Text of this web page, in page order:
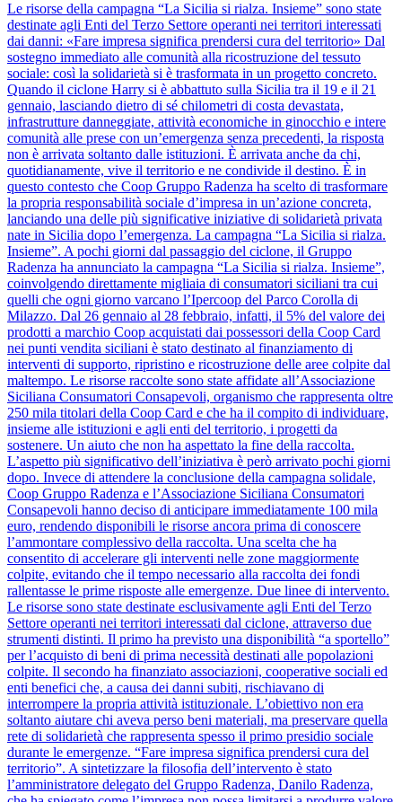
Le risorse della campagna “La Sicilia si rialza. Insieme” sono state
destinate agli Enti del Terzo Settore operanti nei territori interessati
dai danni: «Fare impresa significa prendersi cura del territorio» Dal
sostegno immediato alle comunità alla ricostruzione del tessuto
sociale: così la solidarietà si è trasformata in un progetto concreto.
Quando il ciclone Harry si è abbattuto sulla Sicilia tra il 19 e il 21
gennaio, lasciando dietro di sé chilometri di costa devastata,
infrastrutture danneggiate, attività economiche in ginocchio e intere
comunità alle prese con un’emergenza senza precedenti, la risposta
non è arrivata soltanto dalle istituzioni. È arrivata anche da chi,
quotidianamente, vive il territorio e ne condivide il destino. È in
questo contesto che Coop Gruppo Radenza ha scelto di trasformare
la propria responsabilità sociale d’impresa in un’azione concreta,
lanciando una delle più significative iniziative di solidarietà privata
nate in Sicilia dopo l’emergenza. La campagna “La Sicilia si rialza.
Insieme”. A pochi giorni dal passaggio del ciclone, il Gruppo
Radenza ha annunciato la campagna “La Sicilia si rialza. Insieme”,
coinvolgendo direttamente migliaia di consumatori siciliani tra cui
quelli che ogni giorno varcano l’Ipercoop del Parco Corolla di
Milazzo. Dal 26 gennaio al 28 febbraio, infatti, il 5% del valore dei
prodotti a marchio Coop acquistati dai possessori della Coop Card
nei punti vendita siciliani è stato destinato al finanziamento di
interventi di supporto, ripristino e ricostruzione delle aree colpite dal
maltempo. Le risorse raccolte sono state affidate all’Associazione
Siciliana Consumatori Consapevoli, organismo che rappresenta oltre
250 mila titolari della Coop Card e che ha il compito di individuare,
insieme alle istituzioni e agli enti del territorio, i progetti da
sostenere. Un aiuto che non ha aspettato la fine della raccolta.
L’aspetto più significativo dell’iniziativa è però arrivato pochi giorni
dopo. Invece di attendere la conclusione della campagna solidale,
Coop Gruppo Radenza e l’Associazione Siciliana Consumatori
Consapevoli hanno deciso di anticipare immediatamente 100 mila
euro, rendendo disponibili le risorse ancora prima di conoscere
l’ammontare complessivo della raccolta. Una scelta che ha
consentito di accelerare gli interventi nelle zone maggiormente
colpite, evitando che il tempo necessario alla raccolta dei fondi
rallentasse le prime risposte alle emergenze. Due linee di intervento.
Le risorse sono state destinate esclusivamente agli Enti del Terzo
Settore operanti nei territori interessati dal ciclone, attraverso due
strumenti distinti. Il primo ha previsto una disponibilità “a sportello”
per l’acquisto di beni di prima necessità destinati alle popolazioni
colpite. Il secondo ha finanziato associazioni, cooperative sociali ed
enti benefici che, a causa dei danni subiti, rischiavano di
interrompere la propria attività istituzionale. L’obiettivo non era
soltanto aiutare chi aveva perso beni materiali, ma preservare quella
rete di solidarietà che rappresenta spesso il primo presidio sociale
durante le emergenze. “Fare impresa significa prendersi cura del
territorio”. A sintetizzare la filosofia dell’intervento è stato
l’amministratore delegato del Gruppo Radenza, Danilo Radenza,